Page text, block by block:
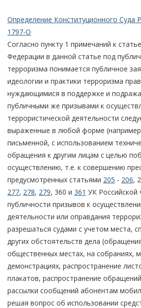
Определение Конституционного Суда
1797-О
Согласно пункту 1 примечаний к статье
Федерации в данной статье под
терроризма понимается публичное
идеологии и практики терроризма
нуждающимися в поддержке и
публичными же призывами к
террористической деятельности
выраженные в любой форме
письменной, с использованием
обращения к другим лицам с целью
осуществлению, т.е. к совершению
предусмотренных статьями 205 - 206,
277, 278, 279, 360 и 361 УК Российской
публичности призывов к
деятельности или оправдания
разрешаться судами с учетом места,
других обстоятельств дела
общественных местах, на собраниях,
демонстрациях, распространение
плакатов, распространение
рассылки сообщений абонентам
решая вопрос об использовании